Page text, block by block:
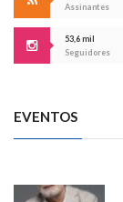
Assinantes
53,6 mil
Seguidores
EVENTOS